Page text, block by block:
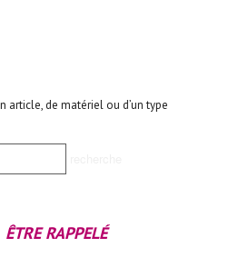
article, de matériel ou d’un type
ÊTRE RAPPELÉ